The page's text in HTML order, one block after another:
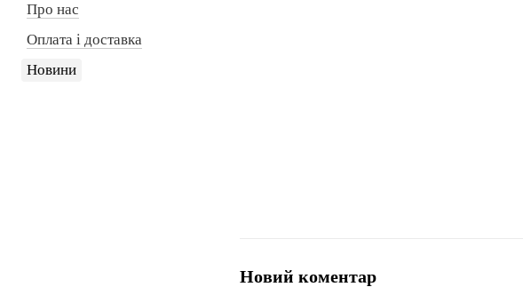
Новий коментар
Про нас
Оплата і доставка
Новини